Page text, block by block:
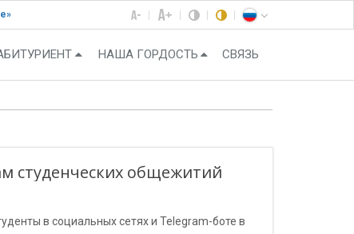
НАША ГОРДОСТЬ СВЯЗЬ
студенческих общежитий
в социальных сетях и Telegram-боте в